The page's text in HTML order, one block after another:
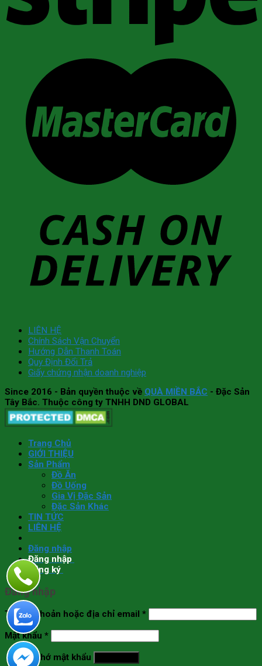
LIÊN HỆ
Chính Sách Vận Chuyển
Hướng Dẫn Thanh Toán
Quy Định Đổi Trả
Giấy chứng nhận doanh nghiệp
Since 2016 - Bản quyền thuộc về QUÀ MIỀN BẮC - Đặc Sản
Tây Bắc. Thuộc công ty TNHH DND GLOBAL
Trang Chủ
GIỚI THIỆU
Sản Phẩm
Đồ Ăn
Đồ Uống
Gia Vị Đặc Sản
Đặc Sản Khác
TIN TỨC
LIÊN HỆ
Đăng nhập
Đăng nhập
Đăng ký
Đăng nhập
Tên tài khoản hoặc địa chỉ email *
Mật khẩu *
Ghi nhớ mật khẩu